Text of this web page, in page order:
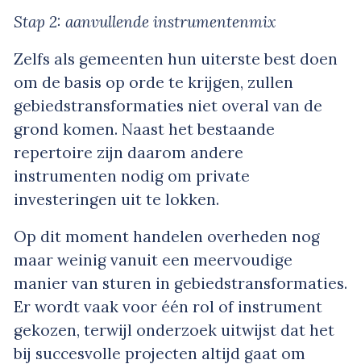
Stap 2: aanvullende instrumentenmix
Zelfs als gemeenten hun uiterste best doen
om de basis op orde te krijgen, zullen
gebiedstransformaties niet overal van de
grond komen. Naast het bestaande
repertoire zijn daarom andere
instrumenten nodig om private
investeringen uit te lokken.
Op dit moment handelen overheden nog
maar weinig vanuit een meervoudige
manier van sturen in gebiedstransformaties.
Er wordt vaak voor één rol of instrument
gekozen, terwijl onderzoek uitwijst dat het
bij succesvolle projecten altijd gaat om